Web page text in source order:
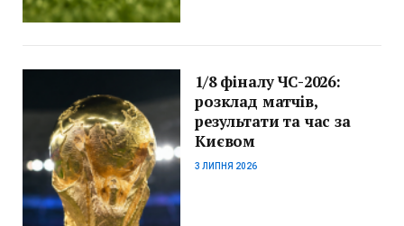
1/8 фіналу ЧС-2026:
розклад матчів,
результати та час за
Києвом
3 ЛИПНЯ 2026